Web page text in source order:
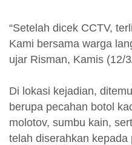
“Setelah dicek CCTV,
Kami bersama warga
ujar Risman, Kamis (12/
Di lokasi kejadian,
berupa pecahan botol
molotov, sumbu kain,
telah diserahkan kepada